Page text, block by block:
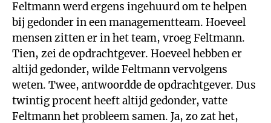
Feltmann werd ergens ingehuurd om te helpen
bij gedonder in een managementteam. Hoeveel
mensen zitten er in het team, vroeg Feltmann.
Tien, zei de opdrachtgever. Hoeveel hebben er
altijd gedonder, wilde Feltmann vervolgens
weten. Twee, antwoordde de opdrachtgever. Dus
twintig procent heeft altijd gedonder, vatte
Feltmann het probleem samen. Ja, zo zat het,